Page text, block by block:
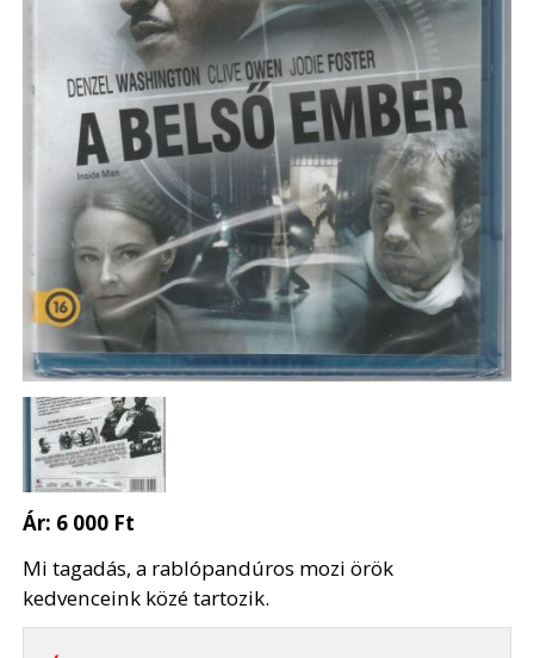
Ár: 6 000 Ft
Mi tagadás, a rablópandúros mozi örök
kedvenceink közé tartozik.